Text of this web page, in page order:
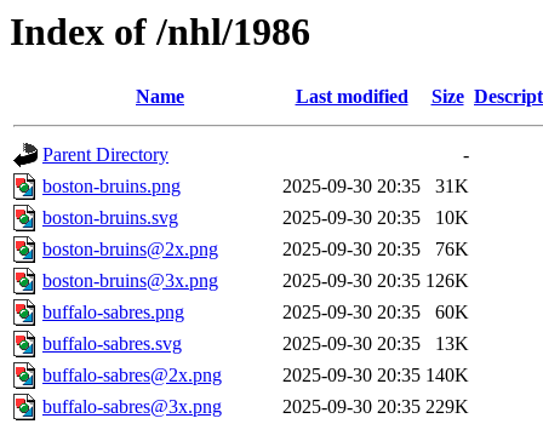
Index of /nhl/1986
Name Last modified Size
Parent Directory
-
boston-bruins.png
2025-09-30 20:35
31K
boston-bruins.svg
2025-09-30 20:35
10K
boston-bruins@2x.png
2025-09-30 20:35
76K
boston-bruins@3x.png
2025-09-30 20:35 126K
buffalo-sabres.png
2025-09-30 20:35
60K
buffalo-sabres.svg
2025-09-30 20:35
13K
buffalo-sabres@2x.png
2025-09-30 20:35 140K
buffalo-sabres@3x.png
2025-09-30 20:35 229K